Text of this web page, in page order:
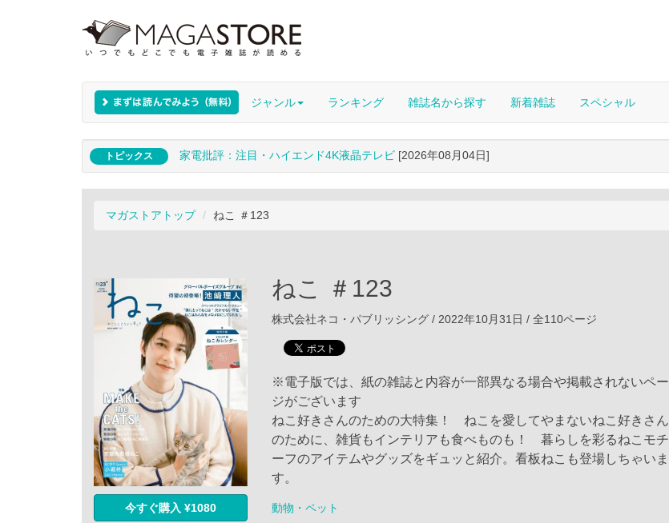
ジャンル ランキング 雑誌名から探す 新着雑誌 スペシャル
トピックス 家電批評：注目・ハイエンド4K液晶テレビ [2026年08月04日]
マガストアトップ ねこ ＃123
今すぐ購入 ¥1080
ねこ ＃123
株式会社ネコ・パブリッシング / 2022年10月31日 / 全110ページ
※電子版では、紙の雑誌と内容が一部異なる場合や掲載されないペー
ジがございます
ねこ好きさんのための大特集！ ねこを愛してやまないねこ好きさん
のために、雑貨もインテリアも食べものも！ 暮らしを彩るねこモチ
ーフのアイテムやグッズをギュッと紹介。看板ねこも登場しちゃいま
す。
動物・ペット